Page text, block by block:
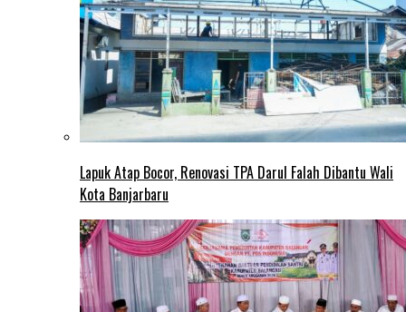
Lapuk Atap Bocor, Renovasi TPA Darul Falah Dibantu Wali
Kota Banjarbaru